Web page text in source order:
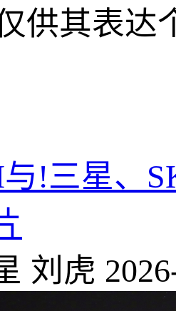
供其表达
与!三星、
刘虎